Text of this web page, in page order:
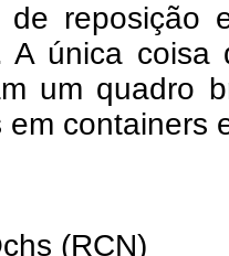
de reposição
A única
um quadro
em containers
(RCN)